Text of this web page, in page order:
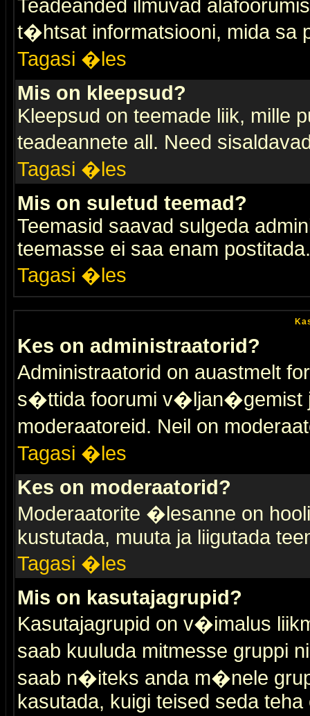
Teadeanded ilmuvad
t�htsat informatsiooni, mida sa
Tagasi �les
Mis on kleepsud?
Kleepsud on teemade liik, mille
teadeannete all. Need
Tagasi �les
Mis on suletud teemad?
Teemasid saavad sulgeda
teemasse ei saa enam postitada.
Tagasi �les
Kes on administraatorid?
Administraatorid on auastmelt
s�ttida foorumi v�ljan�gemist
moderaatoreid. Neil on
Tagasi �les
Kes on moderaatorid?
Moderaatorite �lesanne on
kustutada, muuta ja liigutada
Tagasi �les
Mis on kasutajagrupid?
Kasutajagrupid on v�imalus
saab kuuluda mitmesse gruppi
saab n�iteks anda m�nele
kasutada, kuigi teised seda teha